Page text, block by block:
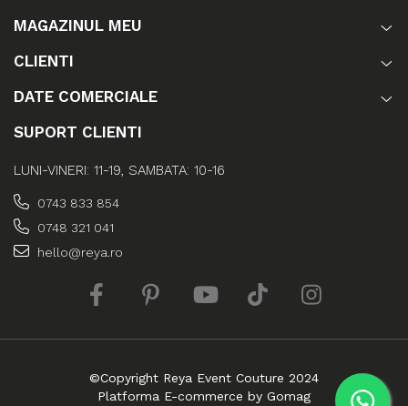
MAGAZINUL MEU
CLIENTI
DATE COMERCIALE
SUPORT CLIENTI
LUNI-VINERI: 11-19, SAMBATA: 10-16
0743 833 854
0748 321 041
hello@reya.ro
©Copyright Reya Event Couture 2024
Platforma E-commerce by Gomag